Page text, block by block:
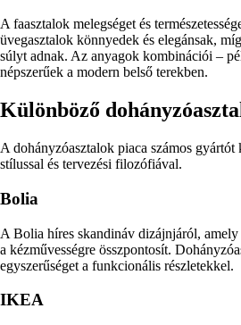
A faasztalok melegséget és
üvegasztalok könnyedek és elegánsak,
súlyt adnak. Az anyagok kombinációi –
népszerűek a modern belső terekben.
Különböző
A dohányzóasztalok piaca számos
stílussal és tervezési filozófiával.
Bolia
A Bolia híres skandináv dizájnjáról, amely
a kézművességre összpontosít.
egyszerűséget a funkcionális részletekkel.
IKEA